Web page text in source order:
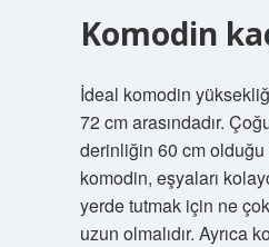
Komodin
İdeal komodin
72 cm arasındadır.
derinliğin 60 cm
komodin, eşyaları
yerde tutmak için ne
uzun olmalıdır. Ayrıca